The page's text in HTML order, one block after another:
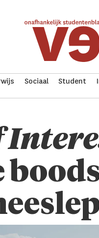
Sociaal Student